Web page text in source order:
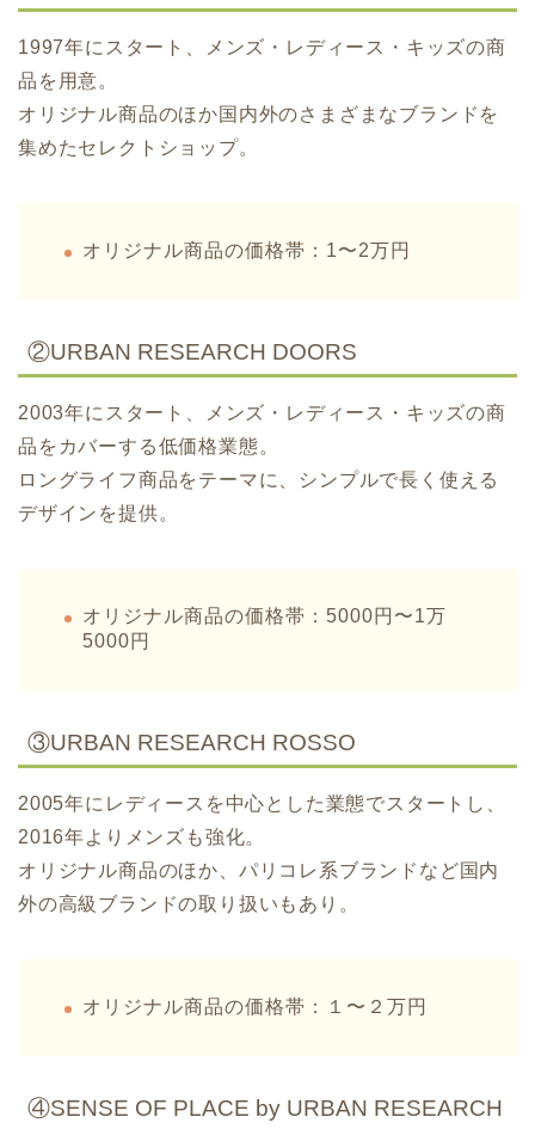
1997年にスタート、メンズ・レディース・キッズの商
品を用意。
オリジナル商品のほか国内外のさまざまなブランドを
集めたセレクトショップ。
オリジナル商品の価格帯：1〜2万円
②URBAN RESEARCH DOORS
2003年にスタート、メンズ・レディース・キッズの商
品をカバーする低価格業態。
ロングライフ商品をテーマに、シンプルで長く使える
デザインを提供。
オリジナル商品の価格帯：5000円〜1万
5000円
③URBAN RESEARCH ROSSO
2005年にレディースを中心とした業態でスタートし、
2016年よりメンズも強化。
オリジナル商品のほか、パリコレ系ブランドなど国内
外の高級ブランドの取り扱いもあり。
オリジナル商品の価格帯：１〜２万円
④SENSE OF PLACE by URBAN RESEARCH